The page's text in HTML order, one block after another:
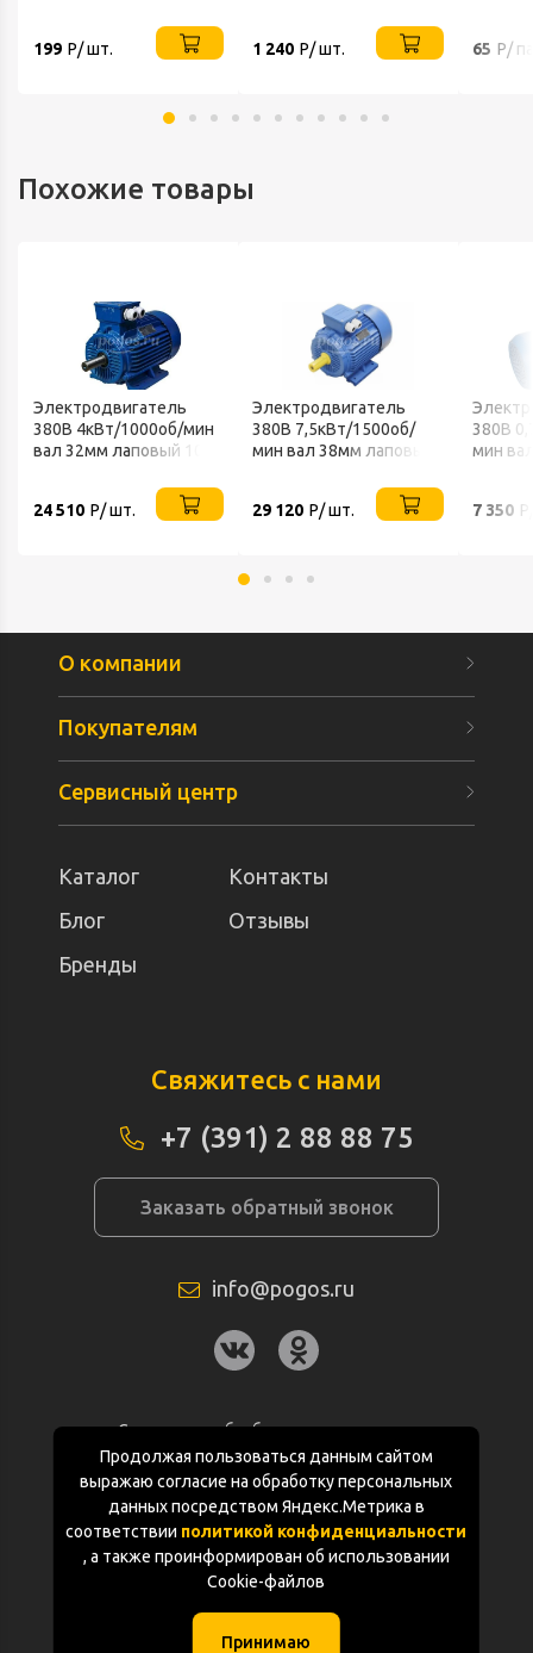
199 Р/ шт. 1 240 Р/ шт. 65 Р/
Похожие товары
Электродвигатель
380В 4кВт/1000об/мин
вал 32мм лаповый 1081
24 510 Р/ шт.
Электродвигатель
380В 7,5кВт/1500об/
мин вал 38мм лаповый
29 120 Р/ шт.
380В
мин
7 350
Продолжая пользоваться данным сайтом
выражаю согласие на обработку персональных
данных посредством Яндекс.Метрика в
соответствии политикой конфиденциальности
, а также проинформирован об использовании
Cookie-файлов
Принимаю
О компании
Покупателям
Сервисный центр
Каталог
Контакты
Блог
Отзывы
Бренды
Свяжитесь с нами
+7 (391) 2 88 88 75
Заказать обратный звонок
info@pogos.ru
Согласие на обработку персональных
данных
Политика конфиденциальности
Документация